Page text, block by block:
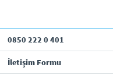
0850 222 0 401
İletişim Formu